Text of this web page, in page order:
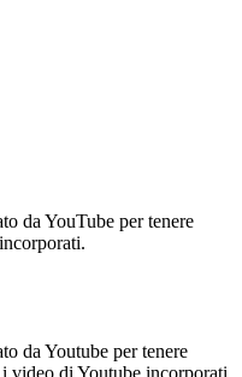
da YouTube per tenere
da Youtube per tenere